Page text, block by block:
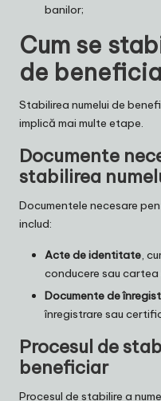
banilor;
Cum se
de
Stabilirea numelui de
implică mai multe etape.
Documente
stabilirea
Documentele necesare
includ:
Acte de identitate,
conducere sau
Documente de
înregistrare sau
Procesul de
beneficiar
Procesul de stabilire a